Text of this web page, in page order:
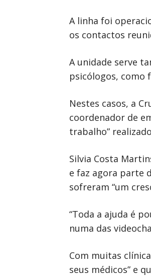
A linha foi
os contactos
A unidade serve
psicólogos, como
Nestes casos, a
coordenador de
trabalho”
Silvia Costa
e faz agora parte
sofreram “um
“Toda a ajuda é
numa das
Com muitas
seus médicos” e